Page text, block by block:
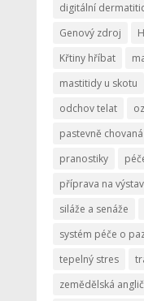
digitální
Genový zdroj
Křtiny hříbat
mastitidy u skotu
odchov telat
pastevně
pranostiky
příprava na
siláže a senáže
systém péče o
tepelný stres
zemědělská